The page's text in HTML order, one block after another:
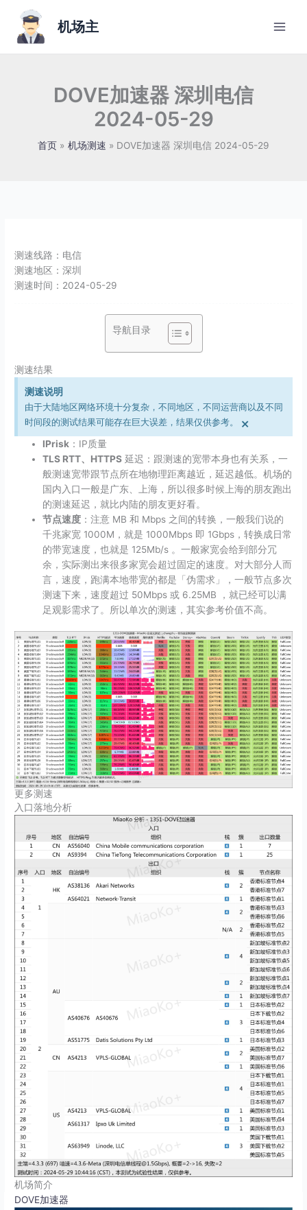
机场主
DOVE加速器 深圳电信
2024-05-29
首页 机场测速 DOVE加速器 深圳电信 2024-05-29
测速线路： 电信
测速地区：深圳
测速时间： 2024-05-29
导航目录
测速结果
测速说明
由于大陆地区网络环境十分复杂，不同地区，不同运营商以及不同
时间段的测试结果可能存在巨大误差，结果仅供参考。
×
IPrisk ：IP质量
TLS RTT、HTTPS 延迟：跟测速的宽带本身也有关系，一
般测速宽带跟节点所在地物理距离越近，延迟越低。机场的
国内入口一般是广东、上海，所以很多时候上海的朋友跑出
的测速延迟，就比内陆的朋友更好看。
节点速度 ：注意 MB 和 Mbps 之间的转换，一般我们说的
千兆家宽 1000M，就是 1000Mbps 即 1Gbps，转换成日常
的带宽速度，也就是 125Mb/​s 。一般家宽会给到部分冗
余，实际测出来很多家宽会超过固定的速度。对大部分人而
言，速度，跑满本地带宽的都是「伪需求」，一般节点多次
测速下来，速度超过 50Mbps 或 6.25MB ，就已经可以满
足观影需求了。所以单次的测速，其实参考价值不高。
更多测速
入口落地分析
机场简介
DOVE加速器